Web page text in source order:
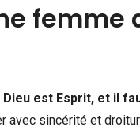
Dieu est Esprit, et il
avec sincérité et